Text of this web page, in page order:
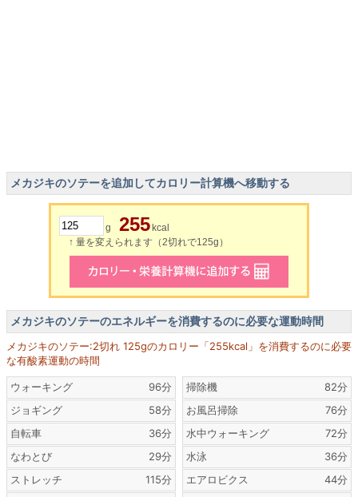
メカジキのソテーを追加してカロリー計算機へ移動する
g 255 kcal
↑ 量を変えられます（2切れで125g）
メカジキのソテーのエネルギーを消費するのに必要な運動時間
メカジキのソテー:2切れ 125gのカロリー「255kcal」を消費するのに必要
な有酸素運動の時間
ウォーキング
96分
ジョギング
58分
自転車
36分
なわとび
29分
ストレッチ
115分
掃除機
82分
お風呂掃除
76分
水中ウォーキング
72分
水泳
36分
エアロビクス
44分